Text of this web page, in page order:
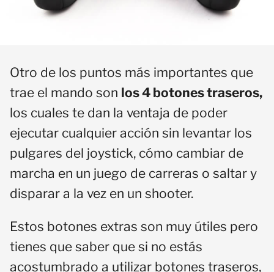
Otro de los puntos más importantes que
trae el mando son los 4 botones traseros,
los cuales te dan la ventaja de poder
ejecutar cualquier acción sin levantar los
pulgares del joystick, cómo cambiar de
marcha en un juego de carreras o saltar y
disparar a la vez en un shooter.
Estos botones extras son muy útiles pero
tienes que saber que si no estás
acostumbrado a utilizar botones traseros,